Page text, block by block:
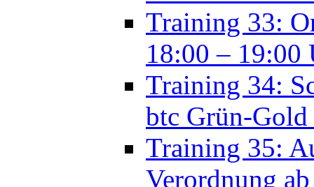
Training 34:
btc Grün-
Training 35:
Verordnung
Training 36:
im April weiter